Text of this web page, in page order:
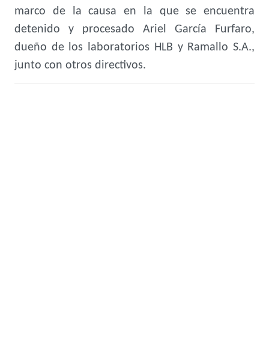
marco de la causa en la que se encuentra
detenido y procesado Ariel García Furfaro,
dueño de los laboratorios HLB y Ramallo S.A.,
junto con otros directivos.